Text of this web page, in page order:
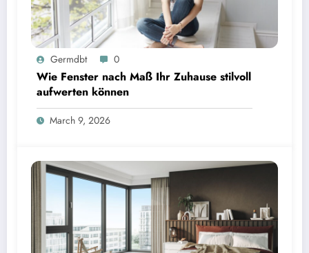
Germdbt 0
Wie Fenster nach Maß Ihr Zuhause stilvoll
aufwerten können
March 9, 2026